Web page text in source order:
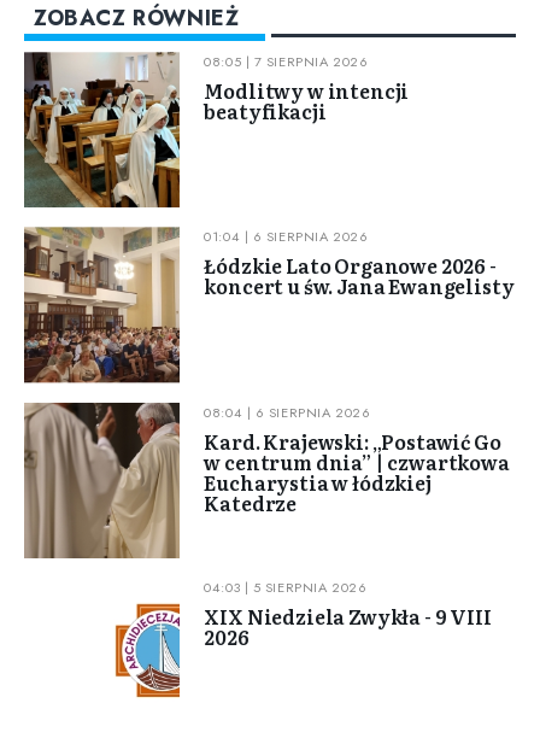
ZOBACZ RÓWNIEŻ
08:05 | 7 SIERPNIA 2026
Modlitwy w intencji
beatyfikacji
01:04 | 6 SIERPNIA 2026
Łódzkie Lato Organowe 2026 -
koncert u św. Jana Ewangelisty
08:04 | 6 SIERPNIA 2026
Kard. Krajewski: „Postawić Go
w centrum dnia” | czwartkowa
Eucharystia w łódzkiej
Katedrze
04:03 | 5 SIERPNIA 2026
XIX Niedziela Zwykła - 9 VIII
2026